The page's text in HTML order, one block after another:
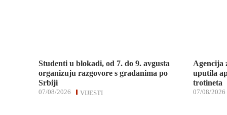
Studenti u blokadi, od 7. do 9. avgusta
organizuju razgovore s građanima po
Srbiji
VIJESTI
07/08/2026
Agencija
uputila
trotineta
07/08/2026